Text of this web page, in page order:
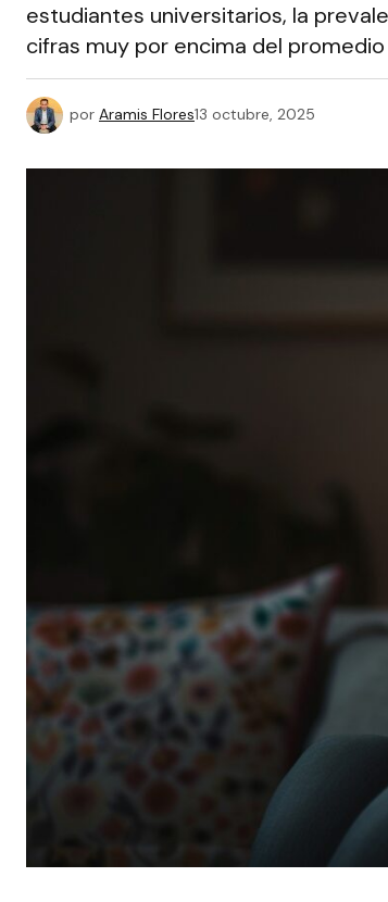
estudiantes universitarios, la
cifras muy por encima del
por Aramis Flores13 octubre, 2025